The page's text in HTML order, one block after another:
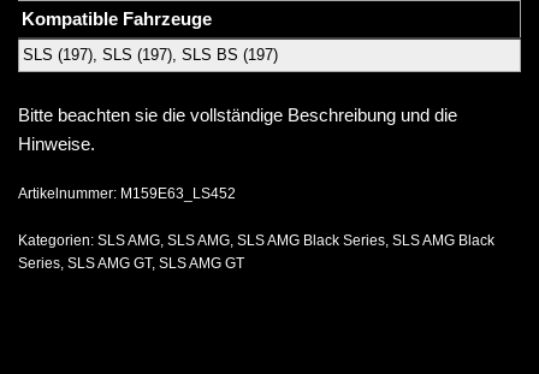
Kompatible Fahrzeuge
SLS (197), SLS (197), SLS BS (197)
Bitte beachten sie die vollständige Beschreibung und die
Hinweise.
Artikelnummer: M159E63_LS452
Kategorien: SLS AMG, SLS AMG, SLS AMG Black Series, SLS AMG Black
Series, SLS AMG GT, SLS AMG GT